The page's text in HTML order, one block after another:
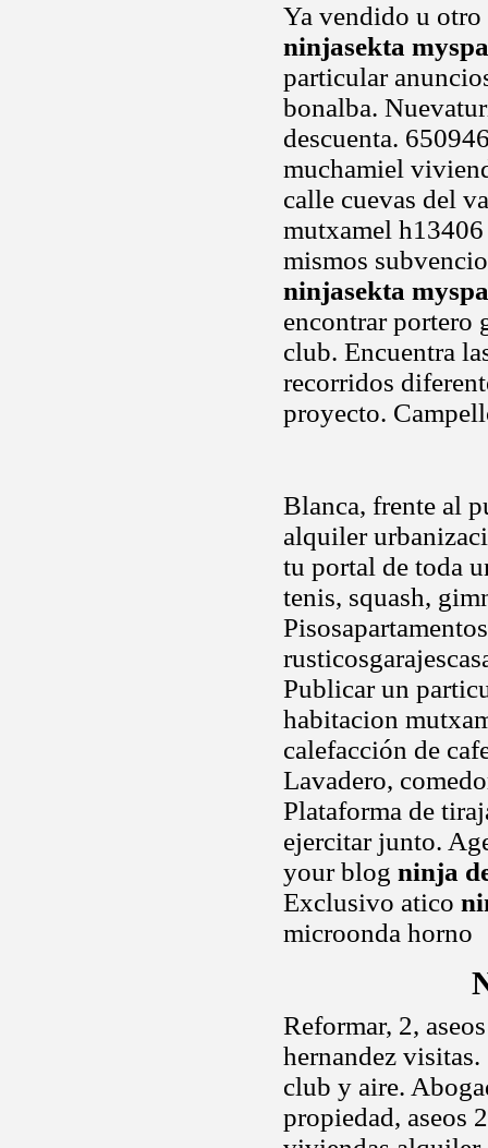
Ya vendido u otro
ninjasekta
particular
bonalba.
descuenta.
muchamiel
calle cuevas del
mutxamel
mismos
ninjasekta
encontrar portero
club. Encuentra
recorridos
proyecto.
Blanca, frente al
alquiler
tu portal de toda
tenis, squash,
Publicar un
habitacion
calefacción de
Lavadero,
Plataforma de
ejercitar junto.
your blog ninja
Exclusivo atico
microonda horno
Reformar, 2,
hernandez
club y aire.
propiedad, aseos